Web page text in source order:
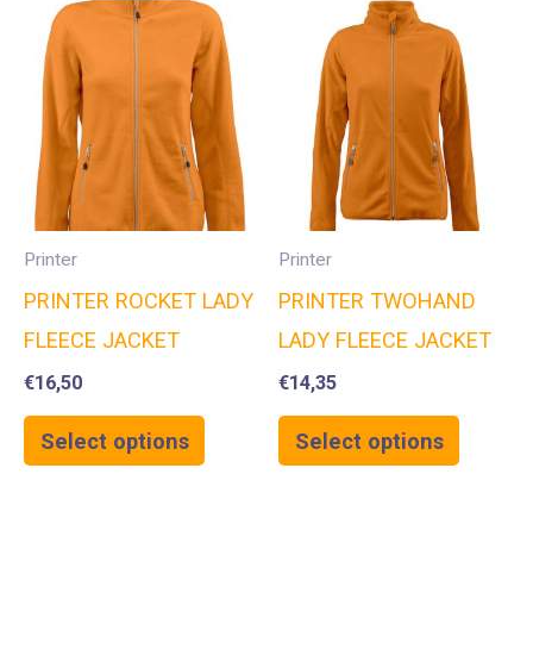
Printer
PRINTER ROCKET LADY
FLEECE JACKET
€16,50
Select options
Printer
PRINTER TWOHAND
LADY FLEECE JACKET
€14,35
Select options